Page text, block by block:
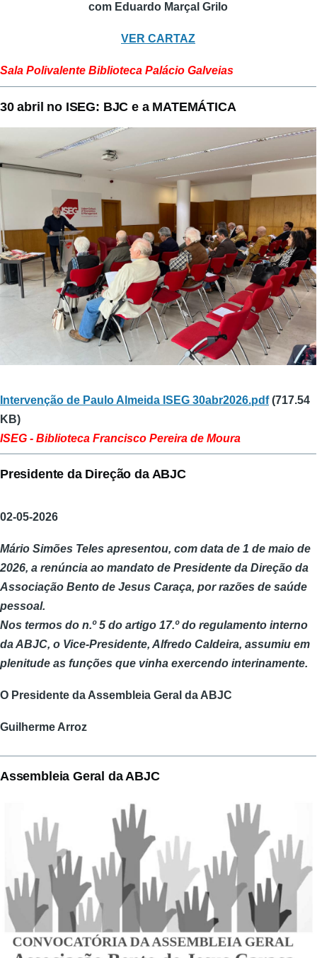
com Eduardo Marçal Grilo
VER CARTAZ
Sala Polivalente Biblioteca Palácio Galveias
30 abril no ISEG: BJC e a MATEMÁTICA
Documento
Intervenção de Paulo Almeida ISEG 30abr2026.pdf (717.54
KB)
ISEG - Biblioteca Francisco Pereira de Moura
Presidente da Direção da ABJC
02-05-2026
Mário Simões Teles apresentou, com data de 1 de maio de
2026, a renúncia ao mandato de Presidente da Direção da
Associação Bento de Jesus Caraça, por razões de saúde
pessoal.
Nos termos do n.º 5 do artigo 17.º do regulamento interno
da ABJC, o Vice-Presidente, Alfredo Caldeira, assumiu em
plenitude as funções que vinha exercendo interinamente.
O Presidente da Assembleia Geral da ABJC
Guilherme Arroz
Assembleia Geral da ABJC